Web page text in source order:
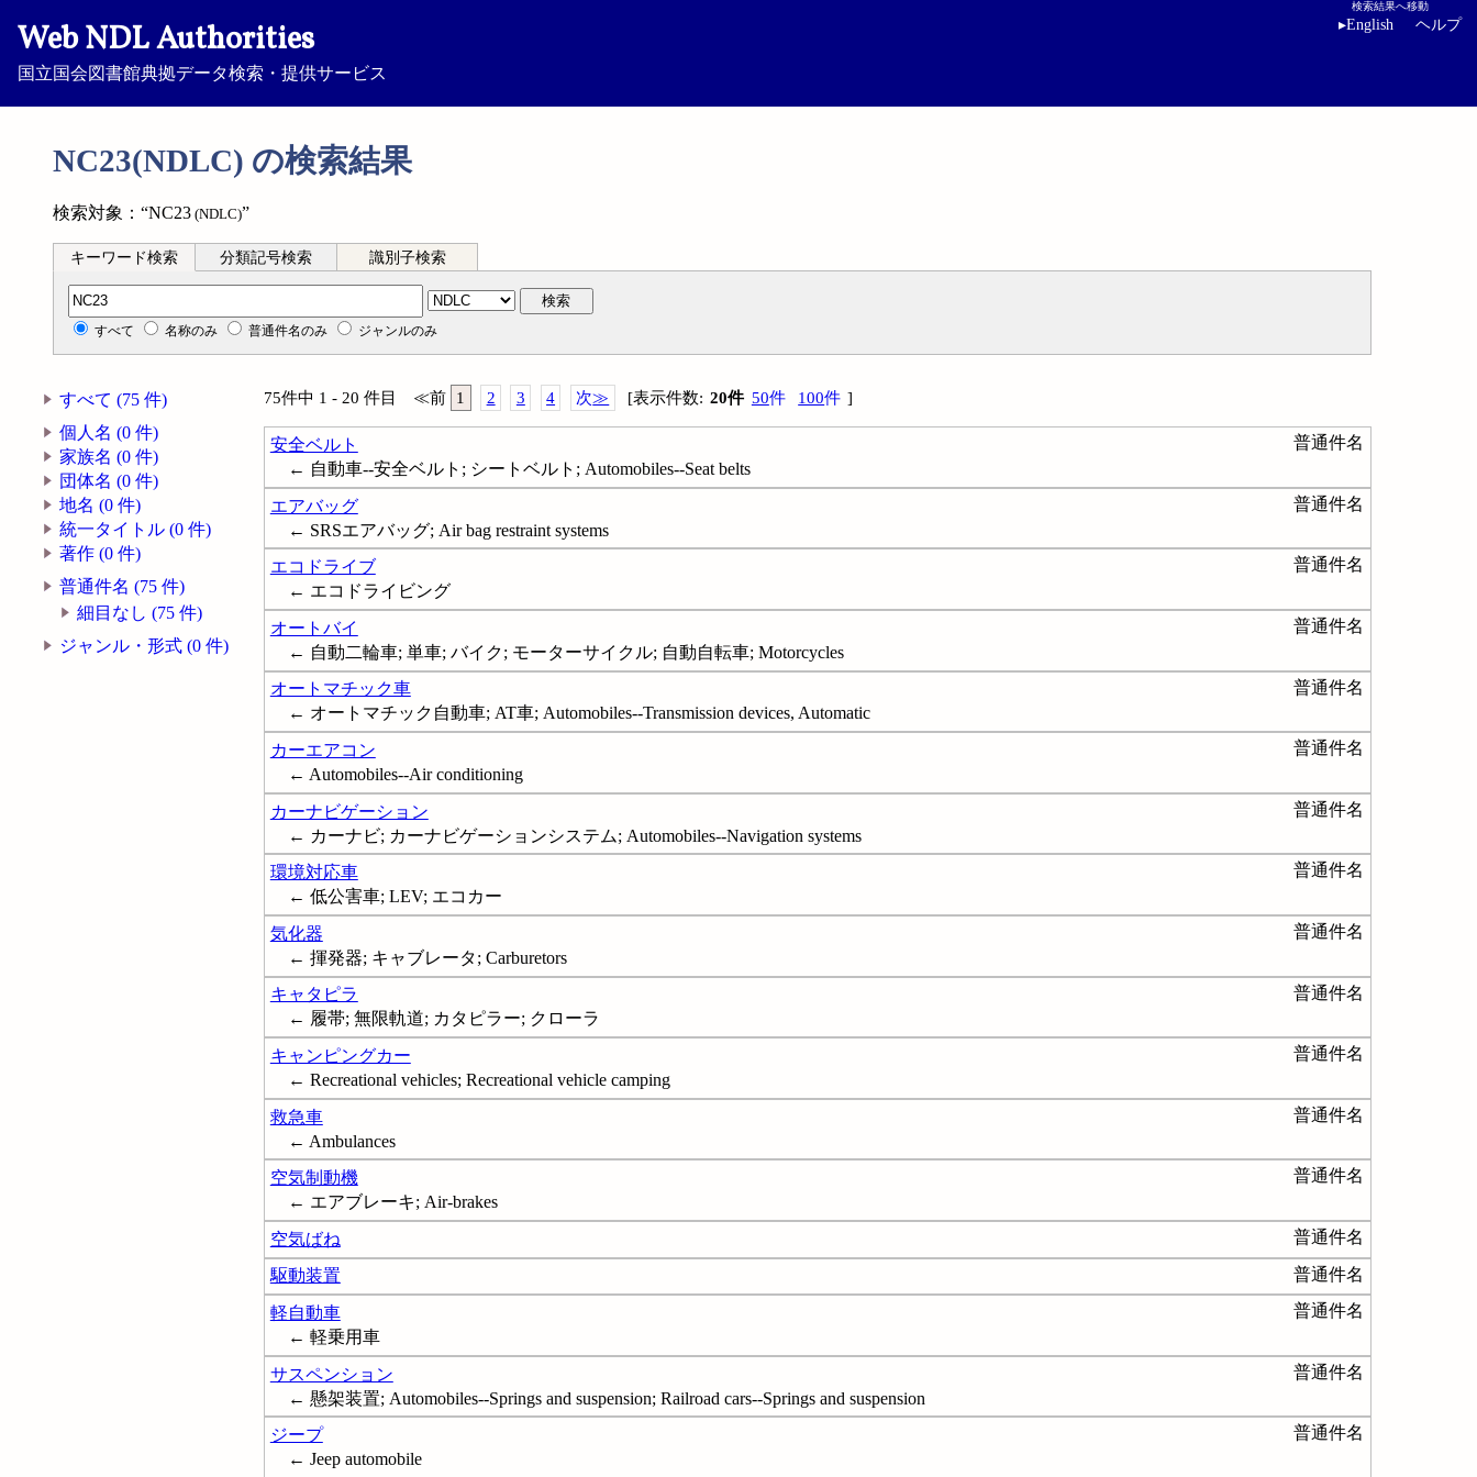
Web NDL Authorities
国立国会図書館典拠データ検索・提供サービス
検索結果へ移動
▸English ヘルプ
NC23(NDLC) の検索結果
検索対象：“NC23 (NDLC)”
キーワード検索 分類記号検索 識別子検索
分類記号検索 検索
すべて 名称のみ 普通件名のみ ジャンルのみ
すべて (75 件)
個人名 (0 件)
家族名 (0 件)
団体名 (0 件)
地名 (0 件)
統一タイトル (0 件)
著作 (0 件)
普通件名 (75 件)
細目なし (75 件)
ジャンル・形式 (0 件)
75件中 1 - 20 件目 ≪前 1 2 3 4 次≫ [表示件数: 20件 50件 100件 ]
安全ベルト
普通件名
← 自動車--安全ベルト; シートベルト; Automobiles--Seat belts
エアバッグ
普通件名
← SRSエアバッグ; Air bag restraint systems
エコドライブ
普通件名
← エコドライビング
オートバイ
普通件名
← 自動二輪車; 単車; バイク; モーターサイクル; 自動自転車; Motorcycles
オートマチック車
普通件名
← オートマチック自動車; AT車; Automobiles--Transmission devices, Automatic
カーエアコン
普通件名
← Automobiles--Air conditioning
カーナビゲーション
普通件名
← カーナビ; カーナビゲーションシステム; Automobiles--Navigation systems
環境対応車
普通件名
← 低公害車; LEV; エコカー
気化器
普通件名
← 揮発器; キャブレータ; Carburetors
キャタピラ
普通件名
← 履帯; 無限軌道; カタピラー; クローラ
キャンピングカー
普通件名
← Recreational vehicles; Recreational vehicle camping
救急車
普通件名
← Ambulances
空気制動機
普通件名
← エアブレーキ; Air-brakes
空気ばね
普通件名
駆動装置 普通件名
軽自動車
普通件名
← 軽乗用車
サスペンション
普通件名
← 懸架装置; Automobiles--Springs and suspension; Railroad cars--Springs and suspension
ジープ
普通件名
← Jeep automobile